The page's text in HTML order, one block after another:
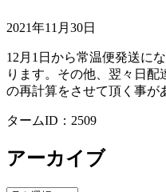
2021年11月30日
12月1日から常温便発送に
ります。その他、翌々日
の再計算をさせて頂く事が
タームID：2509
アーカイブ